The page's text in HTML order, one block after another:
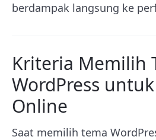
berdampak langsung ke
Kriteria Memilih
WordPress
Online
Saat memilih tema